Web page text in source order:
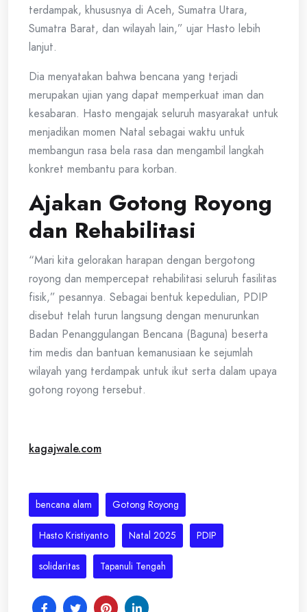
terdampak, khususnya di Aceh, Sumatra Utara,
Sumatra Barat, dan wilayah lain,” ujar Hasto lebih
lanjut.
Dia menyatakan bahwa bencana yang terjadi
merupakan ujian yang dapat memperkuat iman dan
kesabaran. Hasto mengajak seluruh masyarakat untuk
menjadikan momen Natal sebagai waktu untuk
membangun rasa bela rasa dan mengambil langkah
konkret membantu para korban.
Ajakan Gotong Royong
dan Rehabilitasi
“Mari kita gelorakan harapan dengan bergotong
royong dan mempercepat rehabilitasi seluruh fasilitas
fisik,” pesannya. Sebagai bentuk kepedulian, PDIP
disebut telah turun langsung dengan menurunkan
Badan Penanggulangan Bencana (Baguna) beserta
tim medis dan bantuan kemanusiaan ke sejumlah
wilayah yang terdampak untuk ikut serta dalam upaya
gotong royong tersebut.
kagajwale.com
bencana alam Gotong Royong
Hasto Kristiyanto Natal 2025 PDIP
solidaritas Tapanuli Tengah